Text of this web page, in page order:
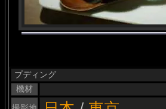
プディング
機材